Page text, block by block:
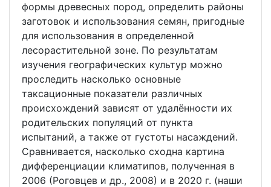
формы древесных пород, определить районы
заготовок и использования семян, пригодные
для использования в определенной
лесорастительной зоне. По результатам
изучения географических культур можно
проследить насколько основные
таксационные показатели различных
происхождений зависят от удалённости их
родительских популяций от пункта
испытаний, а также от густоты насаждений.
Сравнивается, насколько сходна картина
дифференциации климатипов, полученная в
2006 (Роговцев и др., 2008) и в 2020 г. (наши